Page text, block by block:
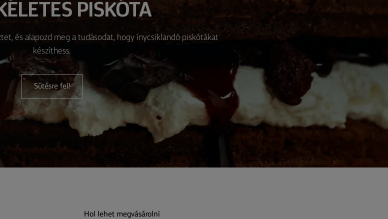
PISKÓTA
és alapozd meg a tudásodat, hogy ínycsiklandó piskótákat
készíthess.
Sütésre fel!
Hol lehet megvásárolni